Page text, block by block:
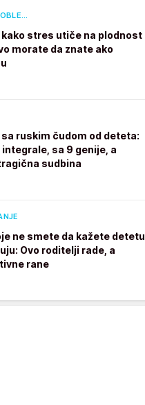
stres utiče na plodnost
morate da znate ako
ruskim čudom od deteta:
sa 9 genije, a
sudbina
ne smete da kažete detetu
Ovo roditelji rade, a
rane